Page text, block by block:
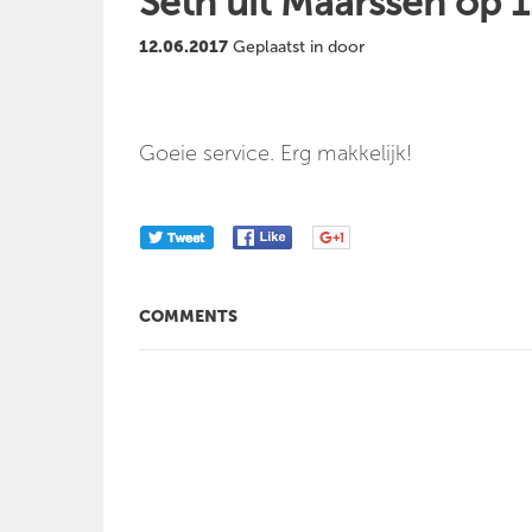
12.06.2017 Geplaatst in door
Goeie service. Erg makkelijk!
COMMENTS